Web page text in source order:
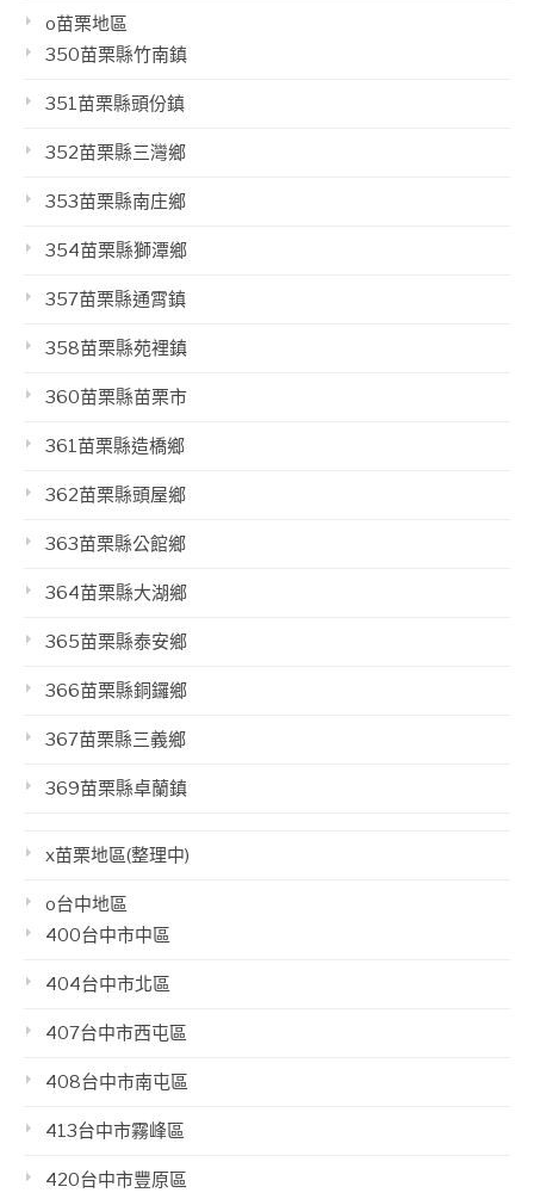
o苗栗地區
350苗栗縣竹南鎮
351苗栗縣頭份鎮
352苗栗縣三灣鄉
353苗栗縣南庄鄉
354苗栗縣獅潭鄉
357苗栗縣通霄鎮
358苗栗縣苑裡鎮
360苗栗縣苗栗市
361苗栗縣造橋鄉
362苗栗縣頭屋鄉
363苗栗縣公館鄉
364苗栗縣大湖鄉
365苗栗縣泰安鄉
366苗栗縣銅鑼鄉
367苗栗縣三義鄉
369苗栗縣卓蘭鎮
x苗栗地區(整理中)
o台中地區
400台中市中區
404台中市北區
407台中市西屯區
408台中市南屯區
413台中市霧峰區
420台中市豐原區